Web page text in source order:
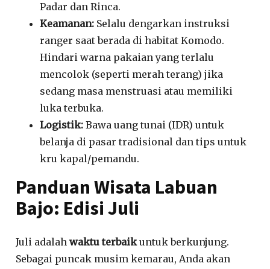
Padar dan Rinca.
Keamanan: Selalu dengarkan instruksi
ranger saat berada di habitat Komodo.
Hindari warna pakaian yang terlalu
mencolok (seperti merah terang) jika
sedang masa menstruasi atau memiliki
luka terbuka.
Logistik: Bawa uang tunai (IDR) untuk
belanja di pasar tradisional dan tips untuk
kru kapal/pemandu.
Panduan Wisata Labuan
Bajo: Edisi Juli
Juli adalahwaktu terbaikuntuk berkunjung.
Sebagai puncak musim kemarau, Anda akan